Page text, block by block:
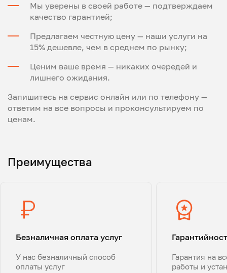
Мы уверены в своей работе — подтверждаем
качество гарантией;
Предлагаем честную цену — наши услуги на
15% дешевле, чем в среднем по рынку;
Ценим ваше время — никаких очередей и
лишнего ожидания.
Запишитесь на сервис онлайн или по телефону —
ответим на все вопросы и проконсультируем по
ценам.
Преимущества
Безналичная оплата услуг
У нас безналичный способ
оплаты услуг
Гарантия на
работы и